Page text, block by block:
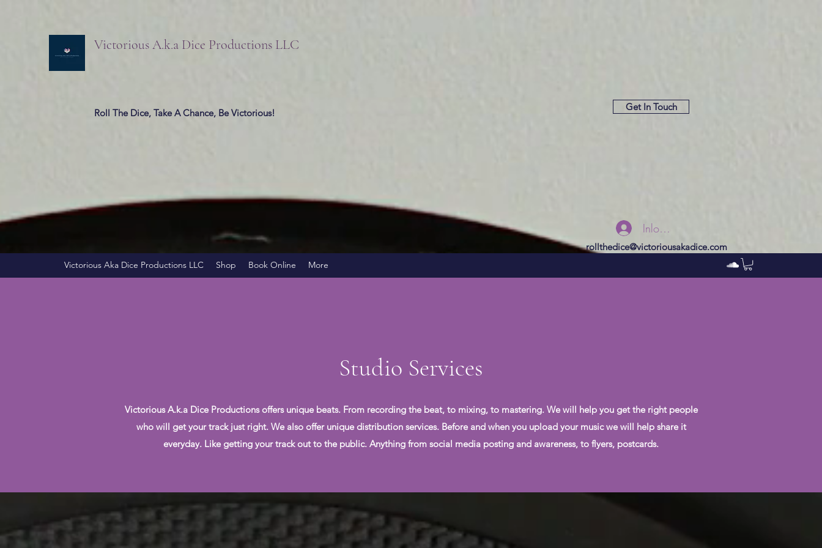
Victorious A.k.a Dice Productions LLC
Roll The Dice, Take A Chance, Be Victorious!
Get In Touch
Victorious Aka Dice Productions LLC Shop Book Online More
rollthedice@victoriousakadice.com
Inloggen
Studio Services
Victorious A.k.a Dice Productions offers unique beats. From recording the beat, to mixing, to mastering. We will help you get the right people
who will get your track just right. We also offer unique distribution services. Before and when you upload your music we will help share it
everyday. Like getting your track out to the public. Anything from social media posting and awareness, to flyers, postcards.